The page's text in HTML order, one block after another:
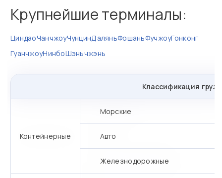
Крупнейшие терминалы:
ЦиндаоЧанчжоуЧунцинДаляньФошаньФучжоуГонконг
ГуанчжоуНинбоШэньчжэнь
Классификация
Контейнерные
Морские
Авто
Железнодорожные